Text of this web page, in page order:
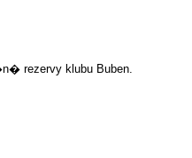
rezervy klubu Buben.